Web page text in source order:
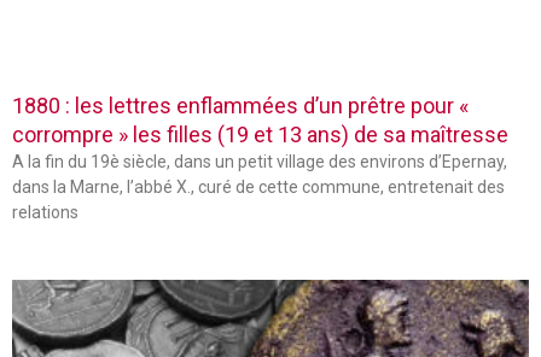
1880 : les lettres enflammées d’un prêtre pour «
corrompre » les filles (19 et 13 ans) de sa maîtresse
A la fin du 19è siècle, dans un petit village des environs d’Epernay,
dans la Marne, l’abbé X., curé de cette commune, entretenait des
relations